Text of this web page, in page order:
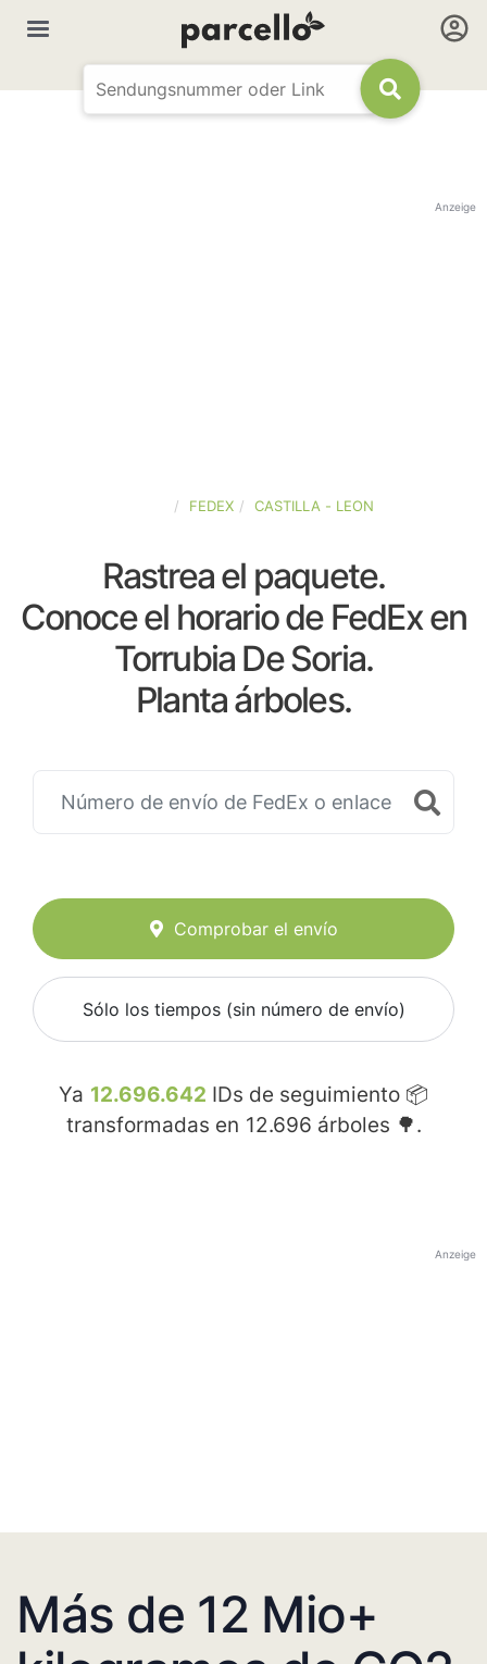
Anzeige
FEDEX CASTILLA - LEON
Rastrea el paquete.
Conoce el horario de FedEx en
Torrubia De Soria.
Planta árboles.
Comprobar el envío
Sólo los tiempos (sin número de envío)
Ya 12.696.642 IDs de seguimiento 📦
transformadas en 12.696 árboles 🌳.
Anzeige
Más de 12 Mio+